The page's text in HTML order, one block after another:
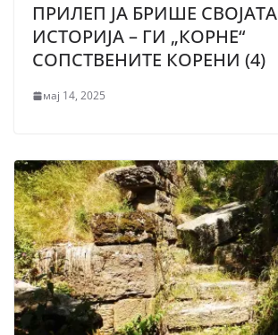
ПРИЛЕП ЈА БРИШЕ СВОЈАТА
ИСТОРИЈА – ГИ „КОРНЕ“
СОПСТВЕНИТЕ КОРЕНИ (4)
мај 14, 2025